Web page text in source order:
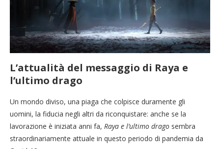
L’attualità del messaggio di Raya e
l’ultimo drago
Un mondo diviso, una piaga che colpisce duramente gli
uomini, la fiducia negli altri da riconquistare: anche se la
lavorazione è iniziata anni fa, Raya e l’ultimo drago sembra
straordinariamente attuale in questo periodo di pandemia da